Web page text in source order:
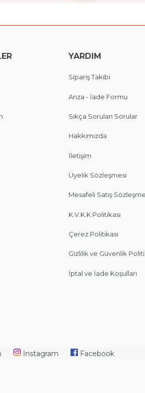
YARDIM
Sipariş Takibi
Arıza - İade Formu
Sıkça Sorulan Sorular
Hakkımızda
İletişim
Üyelik Sözleşmesi
Mesafeli Satış
K.V.K.K Politikası
Çerez Politikası
Gizlilik ve Güvenlik
İptal ve İade Koşulları
Instagram Facebook